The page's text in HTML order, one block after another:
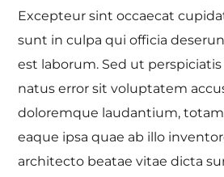
Excepteur sint occaecat
sunt in culpa qui officia
est laborum. Sed ut
natus error sit voluptatem
doloremque laudantium,
eaque ipsa quae ab illo
architecto beatae vitae dicta